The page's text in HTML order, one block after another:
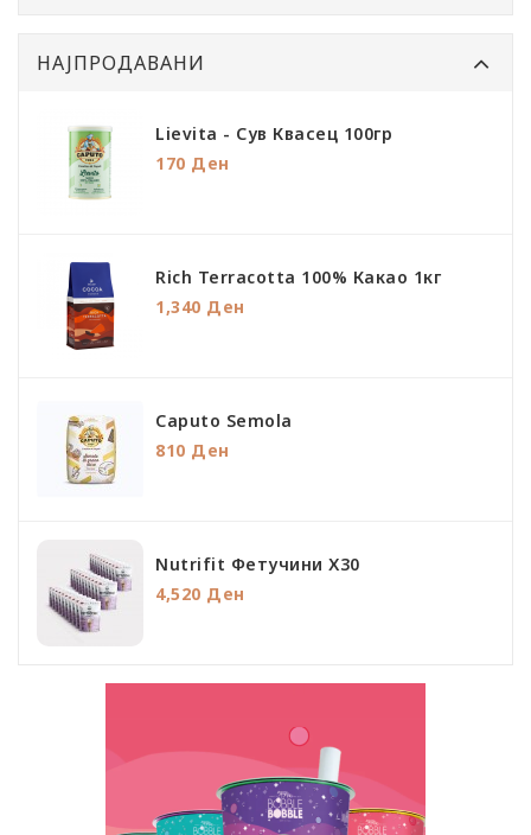
НАЈПРОДАВАНИ
Lievita - Сув Квасец 100гр
170 Ден
Rich Terracotta 100% Какао 1кг
1,340 Ден
Caputo Semola
810 Ден
Nutrifit Фетучини Х30
4,520 Ден